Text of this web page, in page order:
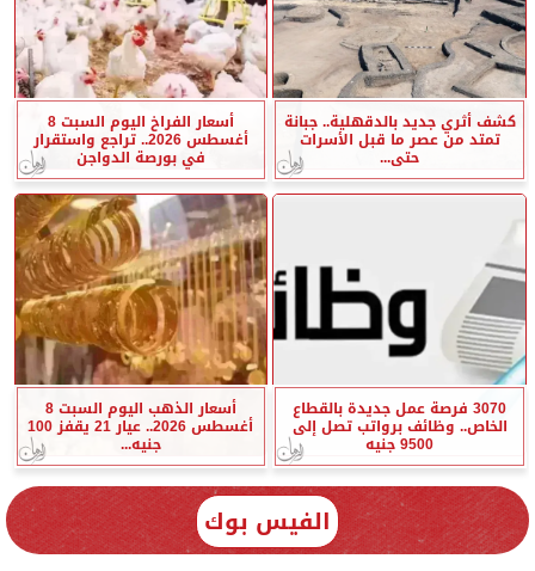
كشف أثري جديد بالدقهلية.. جبانة
تمتد من عصر ما قبل الأسرات
حتى...
أسعار الفراخ اليوم السبت 8
أغسطس 2026.. تراجع واستقرار
في بورصة الدواجن
3070 فرصة عمل جديدة بالقطاع
الخاص.. وظائف برواتب تصل إلى
9500 جنيه
أسعار الذهب اليوم السبت 8
أغسطس 2026.. عيار 21 يقفز 100
جنيه...
الفيس بوك